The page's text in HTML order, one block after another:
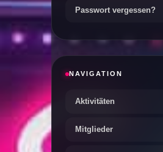
Passwort vergessen?
NAVIGATION
Aktivitäten
Mitglieder